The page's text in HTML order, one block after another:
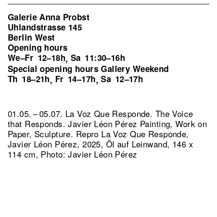
Galerie Anna Probst
Uhlandstrasse 145
Berlin West
Opening hours
We–Fr 12–18h, Sa 11:30–16h
Special opening hours Gallery Weekend
Th 18–21h, Fr 14–17h,Sa 12–17h
01.05. – 05.07. La Voz Que Responde. The Voice
that Responds. Javier Léon Pérez Painting, Work on
Paper, Sculpture. Repro La Voz Que Responde,
Javier Léon Pérez, 2025, Öl auf Leinwand, 146 x
114 cm, Photo: Javier Léon Pérez